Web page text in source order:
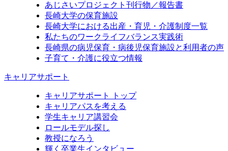
あじさいプロジェクト刊行物／報告書
長崎大学の保育施設
長崎大学における出産・育児・介護制度一覧
私たちのワークライフバランス実践術
長崎県の病児保育・病後児保育施設と利用者の声
子育て・介護に役立つ情報
キャリアサポート
キャリアサポート トップ
キャリアパスを考える
学生キャリア講習会
ロールモデル探し
教授になろう
輝く卒業生インタビュー